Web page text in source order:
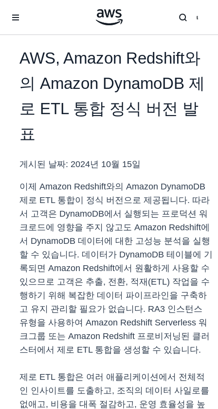
AWS, Amazon Redshift와
의 Amazon DynamoDB 제
로 ETL 통합 정식 버전 발
표
게시된 날짜: 2024년 10월 15일
이제 Amazon Redshift와의 Amazon DynamoDB
제로 ETL 통합이 정식 버전으로 제공됩니다. 따라
서 고객은 DynamoDB에서 실행되는 프로덕션 워
크로드에 영향을 주지 않고도 Amazon Redshift에
서 DynamoDB 데이터에 대한 고성능 분석을 실행
할 수 있습니다. 데이터가 DynamoDB 테이블에 기
록되면 Amazon Redshift에서 원활하게 사용할 수
있으므로 고객은 추출, 전환, 적재(ETL) 작업을 수
행하기 위해 복잡한 데이터 파이프라인을 구축하
고 유지 관리할 필요가 없습니다. RA3 인스턴스
유형을 사용하여 Amazon Redshift Serverless 워
크그룹 또는 Amazon Redshift 프로비저닝된 클러
스터에서 제로 ETL 통합을 생성할 수 있습니다.
제로 ETL 통합은 여러 애플리케이션에서 전체적
인 인사이트를 도출하고, 조직의 데이터 사일로를
없애고, 비용을 대폭 절감하고, 운영 효율성을 높